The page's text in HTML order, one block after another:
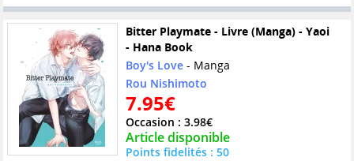
Bitter Playmate - Livre (Manga) - Yaoi
- Hana Book
Boy's Love- Manga
Rou Nishimoto
7.95€
Occasion : 3.98€
Article disponible
Points fidelités : 50